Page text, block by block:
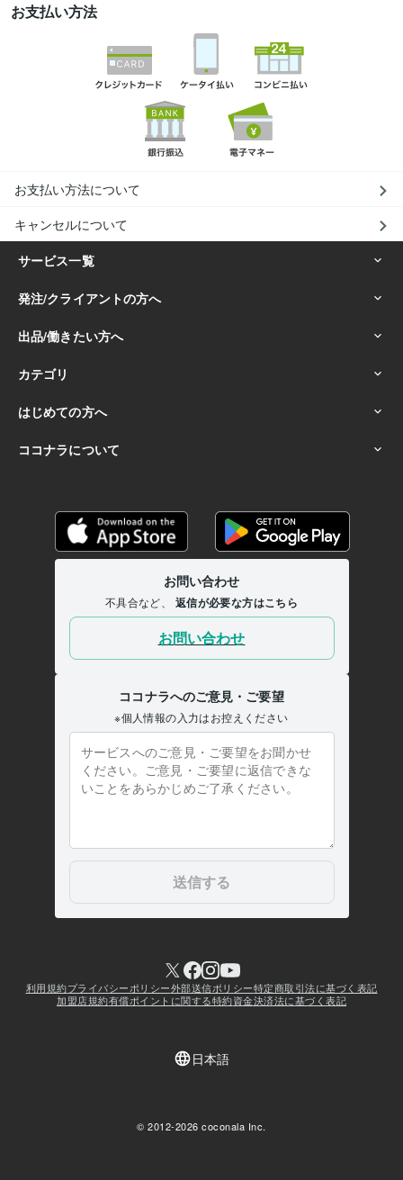
お支払い方法
お支払い方法について
キャンセルについて